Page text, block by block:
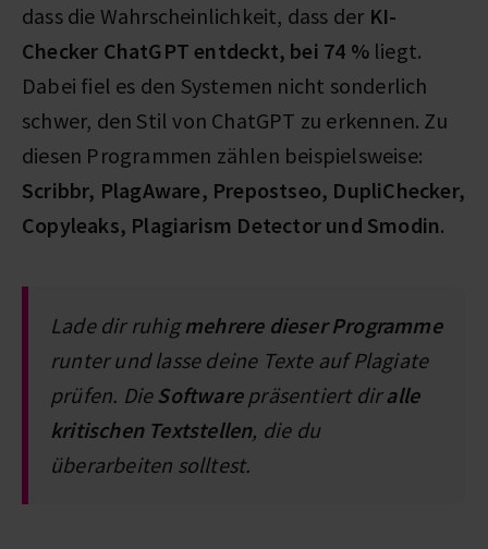
dass die Wahrscheinlichkeit, dass der KI-
Checker ChatGPT entdeckt, bei 74 %liegt.
Dabei fiel es den Systemen nicht sonderlich
schwer, den Stil von ChatGPT zu erkennen. Zu
diesen Programmen zählen beispielsweise:
Scribbr, PlagAware, Prepostseo, DupliChecker,
Copyleaks, Plagiarism Detector und Smodin.
Lade dir ruhigmehrere dieser Programme
runter und lasse deine Texte auf Plagiate
prüfen. DieSoftwarepräsentiert diralle
kritischen Textstellen, die du
überarbeiten solltest.